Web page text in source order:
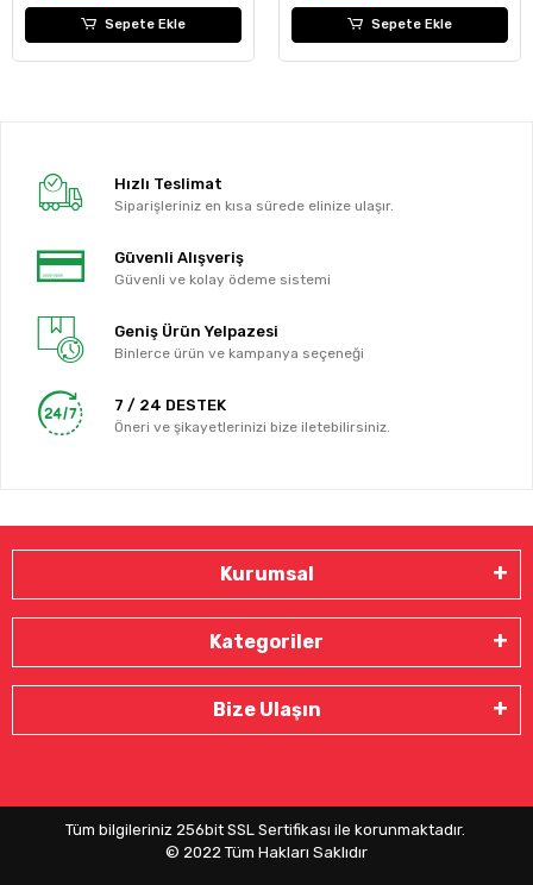
Sepete Ekle Sepete Ekle
Hızlı Teslimat
Siparişleriniz en kısa sürede elinize ulaşır.
Güvenli Alışveriş
Güvenli ve kolay ödeme sistemi
Geniş Ürün Yelpazesi
Binlerce ürün ve kampanya seçeneği
7 / 24 DESTEK
Öneri ve şikayetlerinizi bize iletebilirsiniz.
Kurumsal
Kategoriler
Bize Ulaşın
Tüm bilgileriniz 256bit SSL Sertifikası ile korunmaktadır.
© 2022 Tüm Hakları Saklıdır